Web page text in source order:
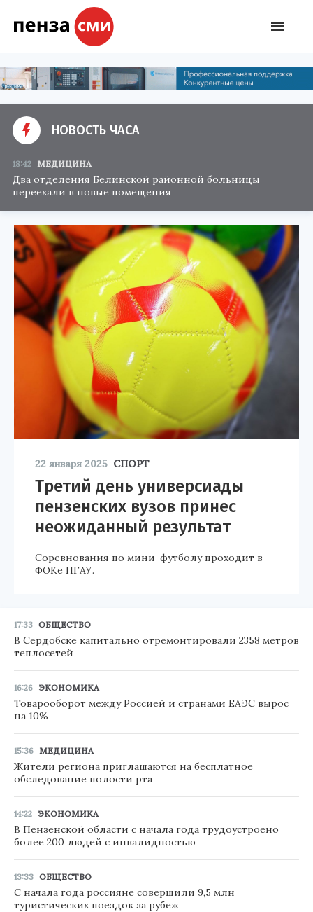
НОВОСТЬ ЧАСА
18:42 МЕДИЦИНА
Два отделения Белинской районной больницы
переехали в новые помещения
22 января 2025 СПОРТ
Третий день универсиады
пензенских вузов принес
неожиданный результат
Соревнования по мини-футболу проходит в
ФОКе ПГАУ.
17:33 ОБЩЕСТВО
В Сердобске капитально отремонтировали 2358 метров
теплосетей
16:26 ЭКОНОМИКА
Товарооборот между Россией и странами ЕАЭС вырос
на 10%
15:36 МЕДИЦИНА
Жители региона приглашаются на бесплатное
обследование полости рта
14:22 ЭКОНОМИКА
В Пензенской области с начала года трудоустроено
более 200 людей с инвалидностью
13:33 ОБЩЕСТВО
С начала года россияне совершили 9,5 млн
туристических поездок за рубеж